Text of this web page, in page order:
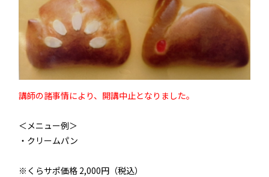
講師の諸事情により、開講中止となりました。
＜メニュー例＞
・クリームパン
※くらサポ価格 2,000円（税込）